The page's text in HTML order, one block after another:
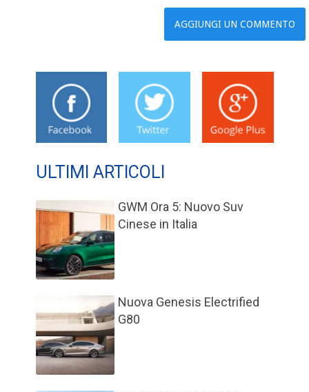
ULTIMI ARTICOLI
GWM Ora 5: Nuovo Suv
Cinese in Italia
Nuova Genesis Electrified
G80